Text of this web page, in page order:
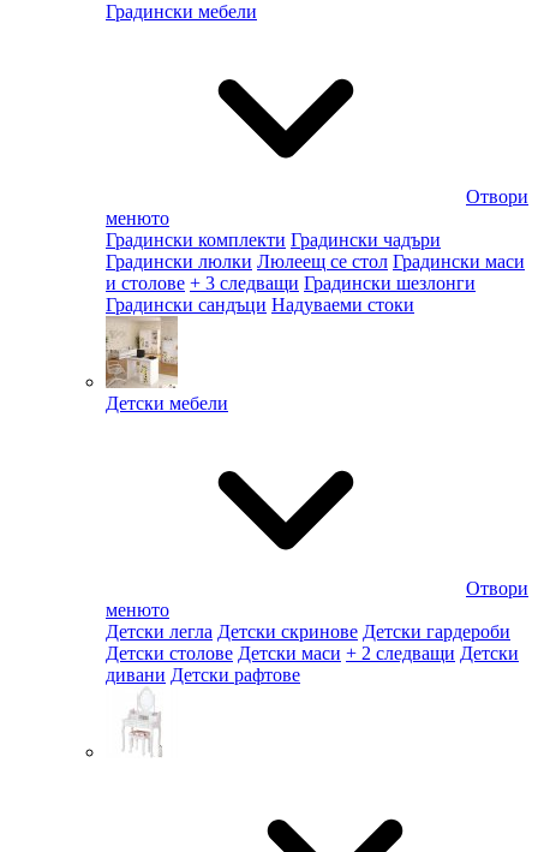
Градински мебели
Отвори
менюто
Градински комплекти Градински чадъри
Градински люлки Люлеещ се стол Градински маси
и столове + 3 следващи Градински шезлонги
Градински сандъци Надуваеми стоки
Детски мебели
Отвори
менюто
Детски легла Детски скринове Детски гардероби
Детски столове Детски маси + 2 следващи Детски
дивани Детски рафтове